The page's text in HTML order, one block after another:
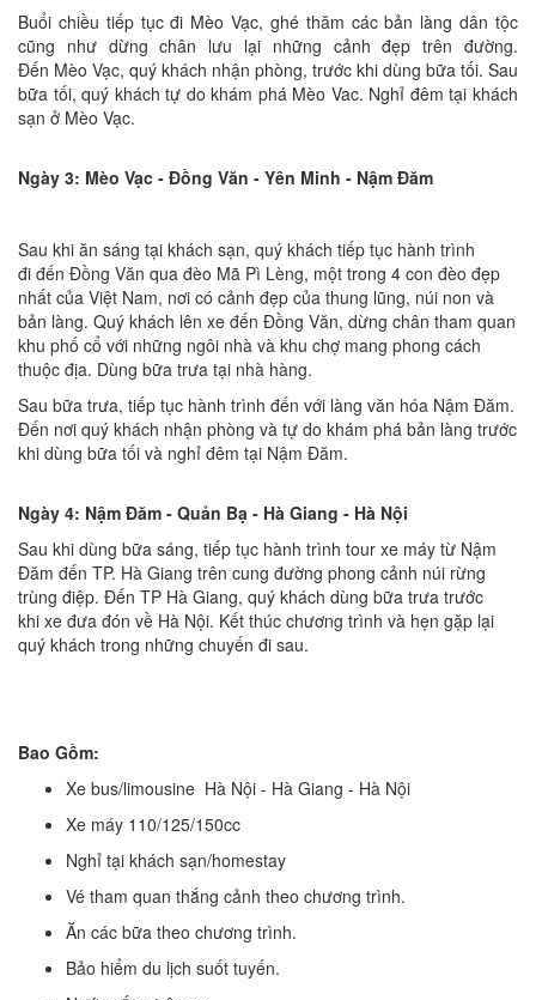
Buổi chiều tiếp tục đi Mèo Vạc, ghé thăm các bản làng dân tộc
cũng như dừng chân lưu lại những cảnh đẹp trên đường.
Đến Mèo Vạc, quý khách nhận phòng, trước khi dùng bữa tối. Sau
bữa tối, quý khách tự do khám phá Mèo Vac. Nghỉ đêm tại khách
sạn ở Mèo Vạc.
Ngày 3: Mèo Vạc - Đồng Văn - Yên Minh - Nậm Đăm
Sau khi ăn sáng tại khách sạn, quý khách tiếp tục hành trình
đi đến Đồng Văn qua đèo Mã Pì Lèng, một trong 4 con đèo đẹp
nhất của Việt Nam, nơi có cảnh đẹp của thung lũng, núi non và
bản làng. Quý khách lên xe đến Đồng Văn, dừng chân tham quan
khu phố cổ với những ngôi nhà và khu chợ mang phong cách
thuộc địa. Dùng bữa trưa tại nhà hàng.
Sau bữa trưa, tiếp tục hành trình đến với làng văn hóa Nậm Đăm.
Đến nơi quý khách nhận phòng và tự do khám phá bản làng trước
khi dùng bữa tối và nghỉ đêm tại Nậm Đăm.
Ngày 4: Nậm Đăm - Quản Bạ - Hà Giang - Hà Nội
Sau khi dùng bữa sáng, tiếp tục hành trình tour xe máy từ Nậm
Đăm đến TP. Hà Giang trên cung đường phong cảnh núi rừng
trùng điệp. Đến TP Hà Giang, quý khách dùng bữa trưa trước
khi xe đưa đón về Hà Nội. Kết thúc chương trình và hẹn gặp lại
quý khách trong những chuyến đi sau.
Bao Gồm:
Xe bus/limousine Hà Nội - Hà Giang - Hà Nội
Xe máy 110/125/150cc
Nghỉ tại khách sạn/homestay
Vé tham quan thắng cảnh theo chương trình.
Ăn các bữa theo chương trình.
Bảo hiểm du lịch suốt tuyến.